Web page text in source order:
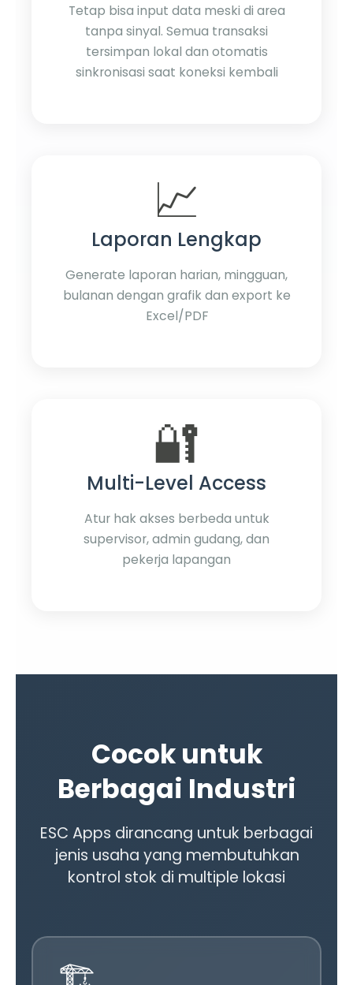
Tetap bisa input data meski di area
tanpa sinyal. Semua transaksi
tersimpan lokal dan otomatis
sinkronisasi saat koneksi kembali
📈
Laporan Lengkap
Generate laporan harian, mingguan,
bulanan dengan grafik dan export ke
Excel/PDF
🔐
Multi-Level Access
Atur hak akses berbeda untuk
supervisor, admin gudang, dan
pekerja lapangan
Cocok untuk
Berbagai Industri
ESC Apps dirancang untuk berbagai
jenis usaha yang membutuhkan
kontrol stok di multiple lokasi